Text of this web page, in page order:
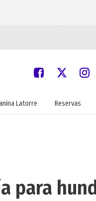
Latorre Reservas
para